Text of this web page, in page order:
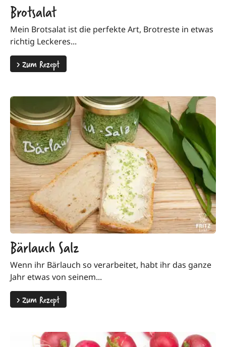
Brotsalat
Mein Brotsalat ist die perfekte Art, Brotreste in etwas
richtig Leckeres...
>Zum Rezept
Bärlauch Salz
Wenn ihr Bärlauch so verarbeitet, habt ihr das ganze
Jahr etwas von seinem...
>Zum Rezept